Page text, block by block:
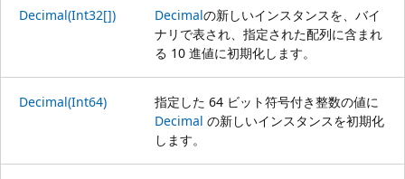
Decimal(Int32[]) Decimalの新しいインスタンスを、バイ
ナリで表され、指定された配列に含まれ
る 10 進値に初期化します。
Decimal(Int64)
指定した 64 ビット符号付き整数の値に
Decimal の新しいインスタンスを初期化
します。